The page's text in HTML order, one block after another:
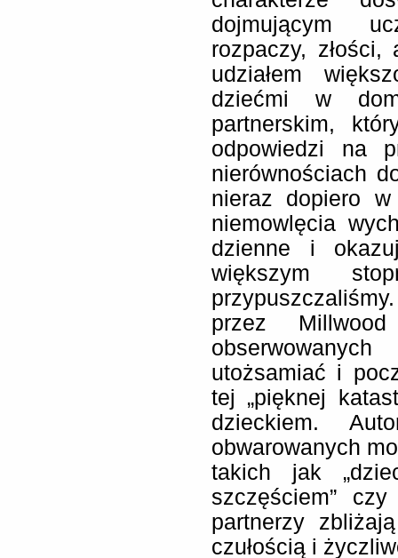
dojmującym
rozpaczy,
udziałem
dziećmi w
partnerskim,
odpowiedzi na
nierównościach
nieraz dopiero
niemowlęcia
dzienne i
większym
przez
utożsamiać i
tej „pięknej
dzieckiem.
obwarowanych
takich jak
szczęściem”
partnerzy
czułością i